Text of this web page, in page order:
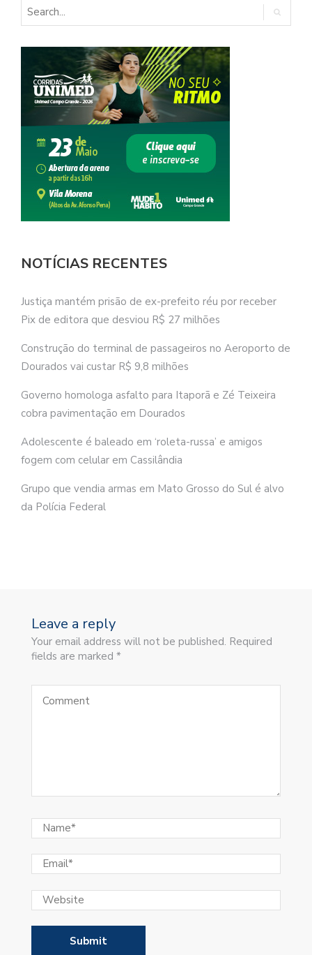
NOTÍCIAS RECENTES
Justiça mantém prisão de ex-prefeito réu por receber
Pix de editora que desviou R$ 27 milhões
Construção do terminal de passageiros no Aeroporto de
Dourados vai custar R$ 9,8 milhões
Governo homologa asfalto para Itaporã e Zé Teixeira
cobra pavimentação em Dourados
Adolescente é baleado em ‘roleta-russa’ e amigos
fogem com celular em Cassilândia
Grupo que vendia armas em Mato Grosso do Sul é alvo
da Polícia Federal
Leave a reply
Your email address will not be published. Required
fields are marked *